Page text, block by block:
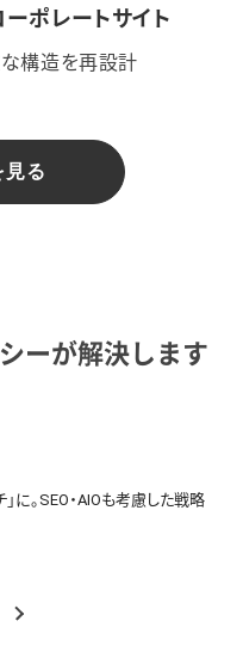
ポレートサイト
な構造を再設計
見る
ーが解決します
に。SEO・AIOも考慮した戦略